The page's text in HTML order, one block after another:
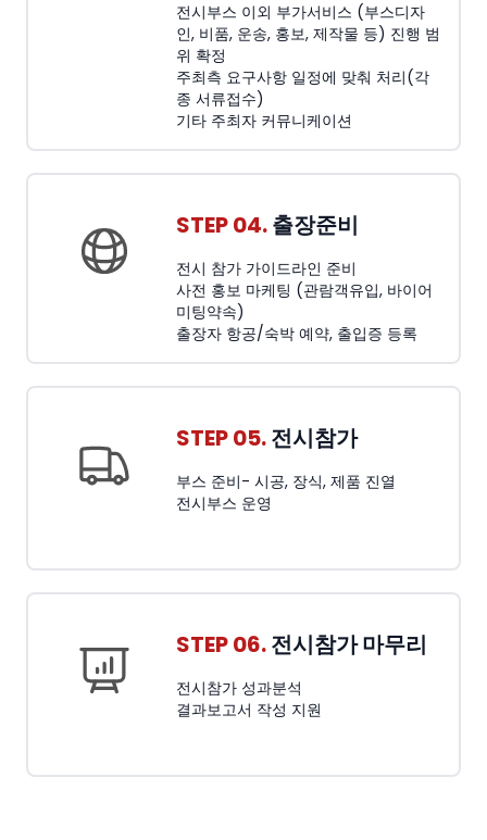
전시부스 이외 부가서비스 (부스디자
인, 비품, 운송, 홍보, 제작물 등) 진행 범
위 확정
주최측 요구사항 일정에 맞춰 처리(각
종 서류접수)
기타 주최자 커뮤니케이션
STEP 04.출장준비
전시 참가 가이드라인 준비
사전 홍보 마케팅 (관람객유입, 바이어
미팅약속)
출장자 항공/숙박 예약, 출입증 등록
STEP 05.전시참가
부스 준비- 시공, 장식, 제품 진열
전시부스 운영
STEP 06.전시참가 마무리
전시참가 성과분석
결과보고서 작성 지원